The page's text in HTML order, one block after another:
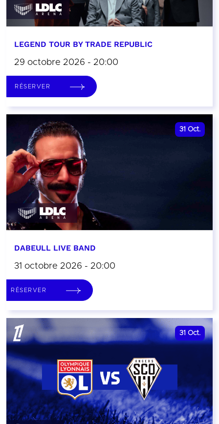
LEGEND TOUR BY TRADE REPUBLIC
29 octobre 2026 - 20:00
RÉSERVER
31 Oct.
DABEULL LIVE BAND
31 octobre 2026 - 20:00
RÉSERVER
31 Oct.